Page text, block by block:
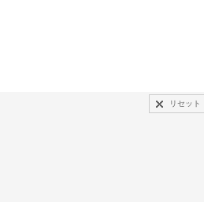
リセット